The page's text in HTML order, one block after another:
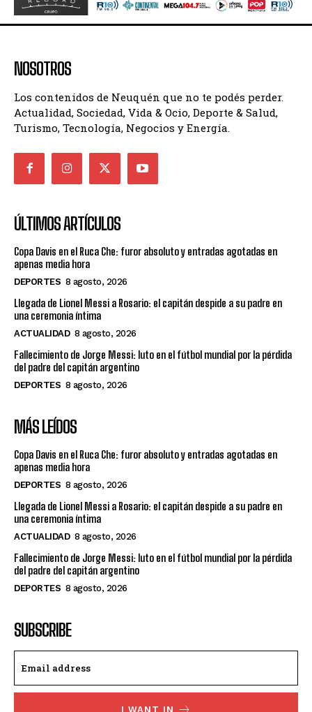
NOSOTROS
Los contenidos de Neuquén que no te podés perder.
Actualidad, Sociedad, Vida & Ocio, Deporte & Salud,
Turismo, Tecnología, Negocios y Energía.
ÚLTIMOS ARTÍCULOS
Copa Davis en el Ruca Che: furor absoluto y entradas agotadas en
apenas media hora
DEPORTES 8 agosto, 2026
Llegada de Lionel Messi a Rosario: el capitán despide a su padre en
una ceremonia íntima
ACTUALIDAD 8 agosto, 2026
Fallecimiento de Jorge Messi: luto en el fútbol mundial por la pérdida
del padre del capitán argentino
DEPORTES 8 agosto, 2026
MÁS LEÍDOS
Copa Davis en el Ruca Che: furor absoluto y entradas agotadas en
apenas media hora
DEPORTES 8 agosto, 2026
Llegada de Lionel Messi a Rosario: el capitán despide a su padre en
una ceremonia íntima
ACTUALIDAD 8 agosto, 2026
Fallecimiento de Jorge Messi: luto en el fútbol mundial por la pérdida
del padre del capitán argentino
DEPORTES 8 agosto, 2026
SUBSCRIBE
I WANT IN